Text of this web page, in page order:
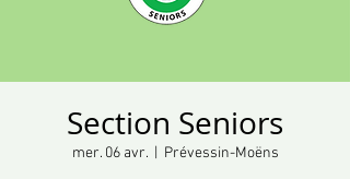
Section Seniors
mer. 06 avr.
  |
Prévessin-Moëns